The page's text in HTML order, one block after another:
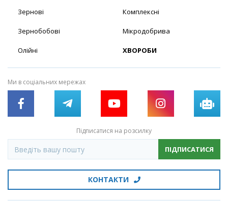
Зернові
Зернобобові
Олійні
Комплексні
Мікродобрива
ХВОРОБИ
Ми в соціальних мережах
Підписатися на розсилку
ПІДПИСАТИСЯ
КОНТАКТИ